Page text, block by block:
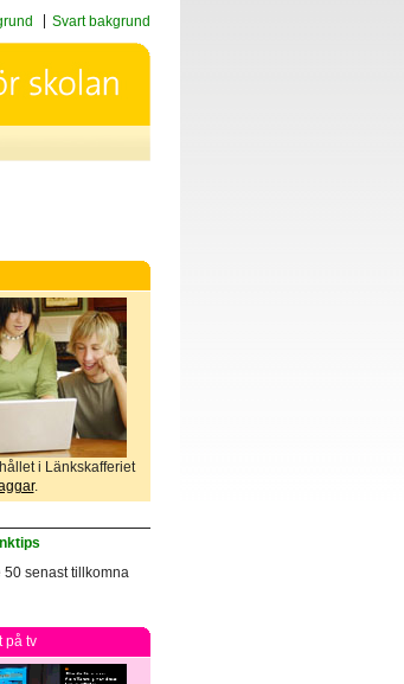
Svart bakgrund
i Länkskafferiet
.
50 senast tillkomna
på tv